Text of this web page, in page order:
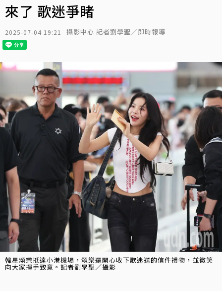
來了 歌迷爭睹
2025-07-04 19:21 攝影中心 記者劉學聖／即時報導
韓星頌樂抵達小港機場，頌樂還開心收下歌迷送的信件禮物，並微笑
向大家揮手致意。記者劉學聖／攝影